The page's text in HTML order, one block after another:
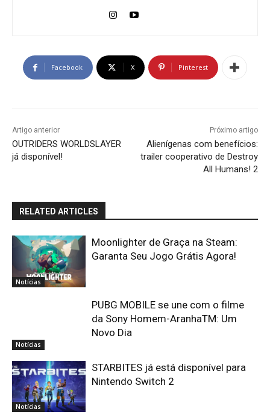
Facebook X Pinterest
Artigo anterior
OUTRIDERS WORLDSLAYER
já disponível!
Próximo artigo
Alienígenas com benefícios:
trailer cooperativo de Destroy
All Humans! 2
RELATED ARTICLES
Notícias
Moonlighter de Graça na Steam:
Garanta Seu Jogo Grátis Agora!
Notícias
PUBG MOBILE se une com o filme
da Sony Homem-AranhaTM: Um
Novo Dia
Notícias
STARBITES já está disponível para
Nintendo Switch 2